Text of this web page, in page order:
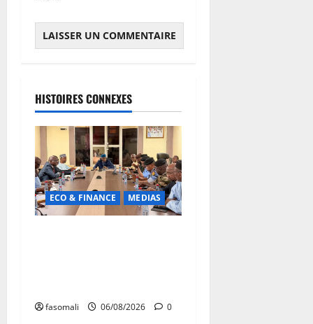
HISTOIRES CONNEXES
ECO & FINANCE MEDIAS
fasomali 06/08/2026 0